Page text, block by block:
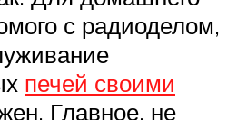
с радиоделом,
печей своими
Главное, не